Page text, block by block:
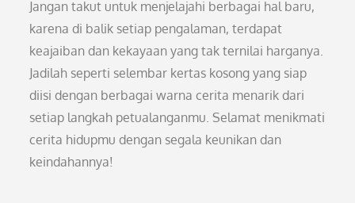
Jangan takut untuk menjelajahi berbagai hal baru,
karena di balik setiap pengalaman, terdapat
keajaiban dan kekayaan yang tak ternilai harganya.
Jadilah seperti selembar kertas kosong yang siap
diisi dengan berbagai warna cerita menarik dari
setiap langkah petualanganmu. Selamat menikmati
cerita hidupmu dengan segala keunikan dan
keindahannya!